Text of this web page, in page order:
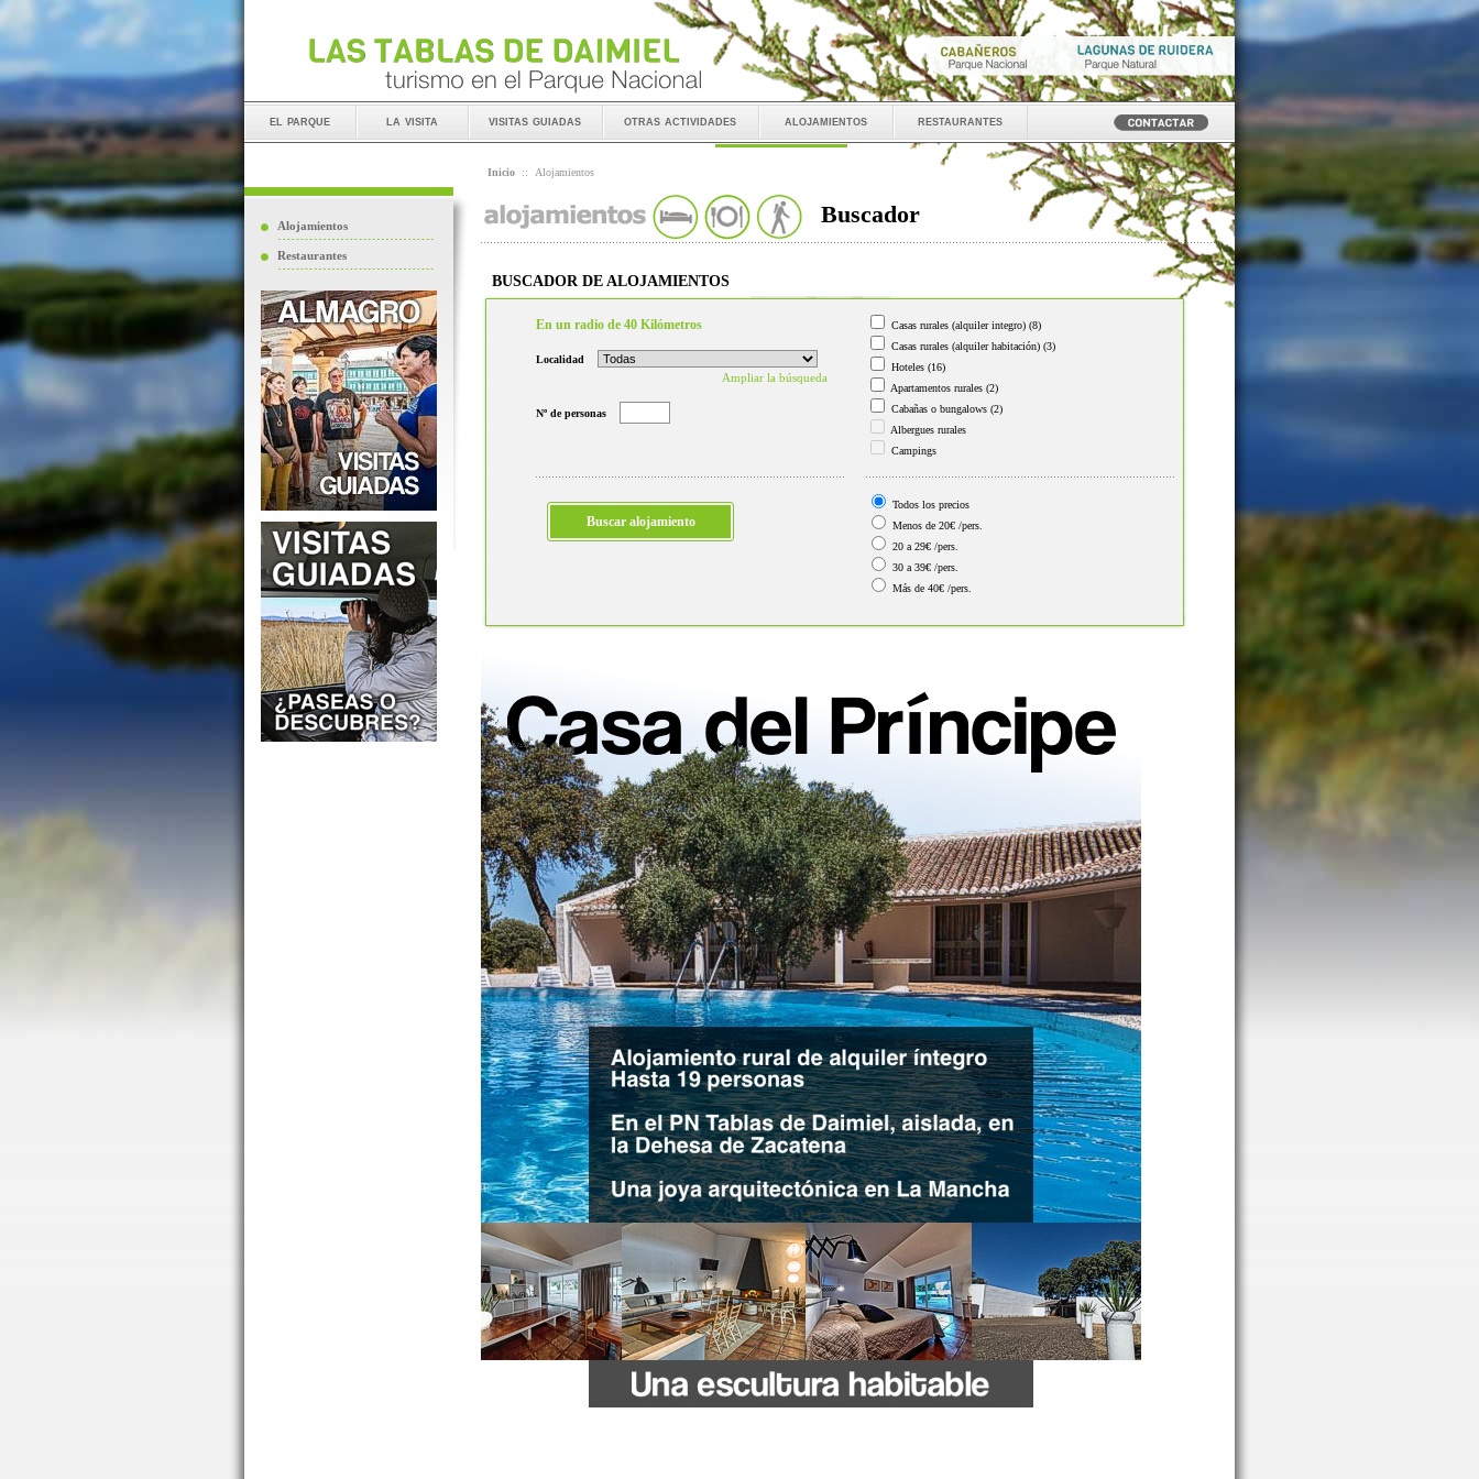
el parque la visita visitas guiadas otras actividades alojamientos restaurantes
Alojamientos
Restaurantes
Inicio :: Alojamientos
Buscador
BUSCADOR DE ALOJAMIENTOS
En un radio de 40 Kilómetros
Localidad
Ampliar la búsqueda
Nº de personas
Casas rurales (alquiler integro) (8)
Casas rurales (alquiler habitación) (3)
Hoteles (16)
Apartamentos rurales (2)
Cabañas o bungalows (2)
Albergues rurales
Campings
Todos los precios
Menos de 20€ /pers.
20 a 29€ /pers.
30 a 39€ /pers.
Más de 40€ /pers.